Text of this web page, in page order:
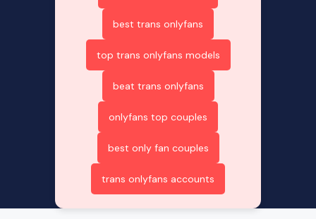
best trans onlyfans
top trans onlyfans models
beat trans onlyfans
onlyfans top couples
best only fan couples
trans onlyfans accounts